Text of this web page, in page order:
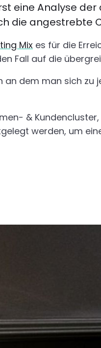
eine Analyse
die angestrebte
Mix es für die
Fall auf die
dem man sich
& Kundencluster,
werden, um